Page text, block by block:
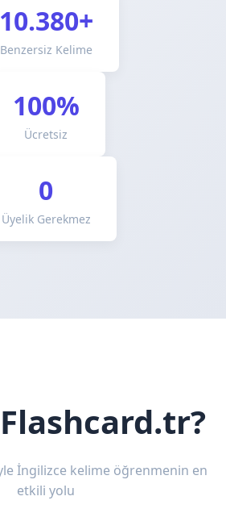
10.380+
Benzersiz Kelime
100%
Ücretsiz
0
Üyelik Gerekmez
İngilizce kelime öğrenmenin en
etkili yolu